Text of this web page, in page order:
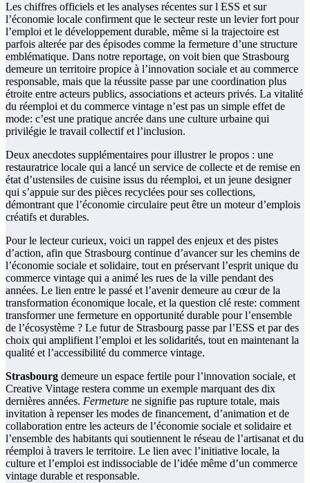
Les chiffres officiels et les analyses récentes sur l ESS et sur
l’économie locale confirment que le secteur reste un levier fort pour
l’emploi et le développement durable, même si la trajectoire est
parfois alterée par des épisodes comme la fermeture d’une structure
emblématique. Dans notre reportage, on voit bien que Strasbourg
demeure un territoire propice à l’innovation sociale et au commerce
responsable, mais que la réussite passe par une coordination plus
étroite entre acteurs publics, associations et acteurs privés. La vitalité
du réemploi et du commerce vintage n’est pas un simple effet de
mode: c’est une pratique ancrée dans une culture urbaine qui
privilégie le travail collectif et l’inclusion.
Deux anecdotes supplémentaires pour illustrer le propos : une
restauratrice locale qui a lancé un service de collecte et de remise en
état d’ustensiles de cuisine issus du réemploi, et un jeune designer
qui s’appuie sur des pièces recyclées pour ses collections,
démontrant que l’économie circulaire peut être un moteur d’emplois
créatifs et durables.
Pour le lecteur curieux, voici un rappel des enjeux et des pistes
d’action, afin que Strasbourg continue d’avancer sur les chemins de
l’économie sociale et solidaire, tout en préservant l’esprit unique du
commerce vintage qui a animé les rues de la ville pendant des
années. Le lien entre le passé et l’avenir demeure au cœur de la
transformation économique locale, et la question clé reste: comment
transformer une fermeture en opportunité durable pour l’ensemble
de l’écosystème ? Le futur de Strasbourg passe par l’ESS et par des
choix qui amplifient l’emploi et les solidarités, tout en maintenant la
qualité et l’accessibilité du commerce vintage.
Strasbourg demeure un espace fertile pour l’innovation sociale, et
Creative Vintage restera comme un exemple marquant des dix
dernières années. Fermeture ne signifie pas rupture totale, mais
invitation à repenser les modes de financement, d’animation et de
collaboration entre les acteurs de l’économie sociale et solidaire et
l’ensemble des habitants qui soutiennent le réseau de l’artisanat et du
réemploi à travers le territoire. Le lien avec l’initiative locale, la
culture et l’emploi est indissociable de l’idée même d’un commerce
vintage durable et responsable.